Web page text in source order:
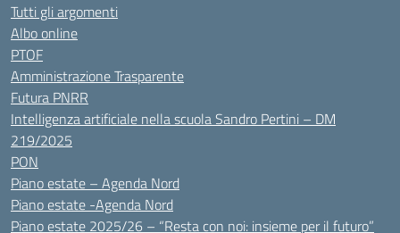
Tutti gli argomenti
Albo online
PTOF
Amministrazione Trasparente
Futura PNRR
Intelligenza artificiale nella scuola Sandro Pertini – DM
219/2025
PON
Piano estate – Agenda Nord
Piano estate -Agenda Nord
Piano estate 2025/26 – “Resta con noi: insieme per il futuro”